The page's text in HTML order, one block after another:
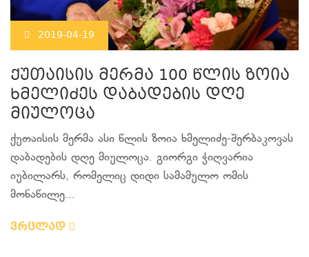
2019-04-19
ქუთაისის მერმა 100 წლის ზოია
ხმელიძეს დაბადების დღე
მიულოცა
ქუთაისის მერმა ასი წლის ზოია ხმელიძე-შერბაკოვას
დაბადების დღე მიულოცა. გიორგი ჭიღვარია
იუბილარს, რომელიც დიდი სამამულო ომის
მონაწილე...
ვრცლად